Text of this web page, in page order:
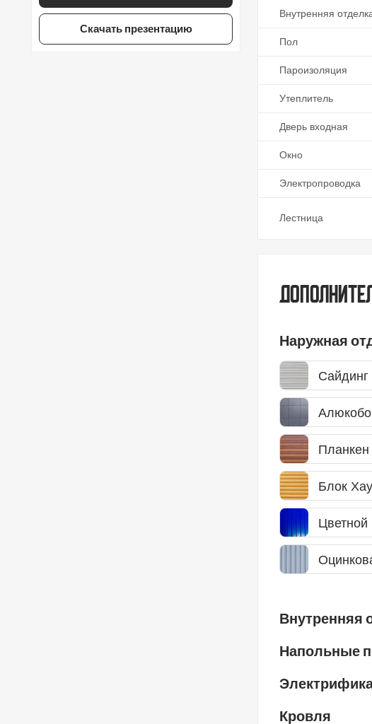
Скачать презентацию
Внутренняя
Пол
Пароизоляция
Утеплитель
Дверь входная
Окно
Электропроводка
Лестница
Наружная
Сайдинг
Планкен
Блок
Внутренняя
Напольные
Кровля